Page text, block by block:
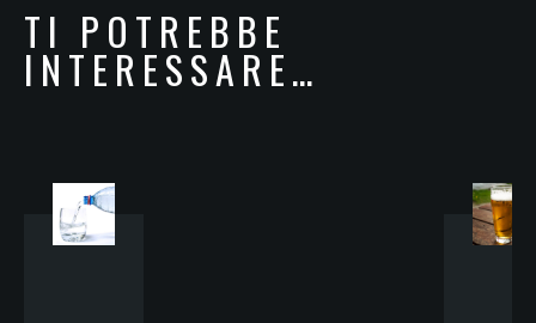
TI POTREBBE
INTERESSARE…